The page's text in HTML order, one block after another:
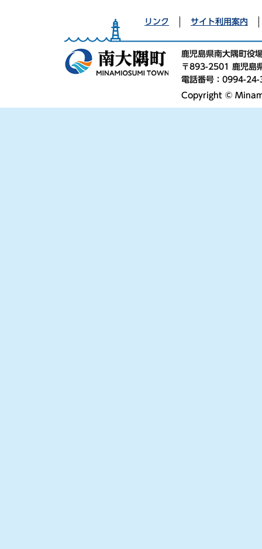
リンク サイト利用案内
鹿児島県南大隅町役
〒893-2501 鹿児島
電話番号：0994-
Copyright ©